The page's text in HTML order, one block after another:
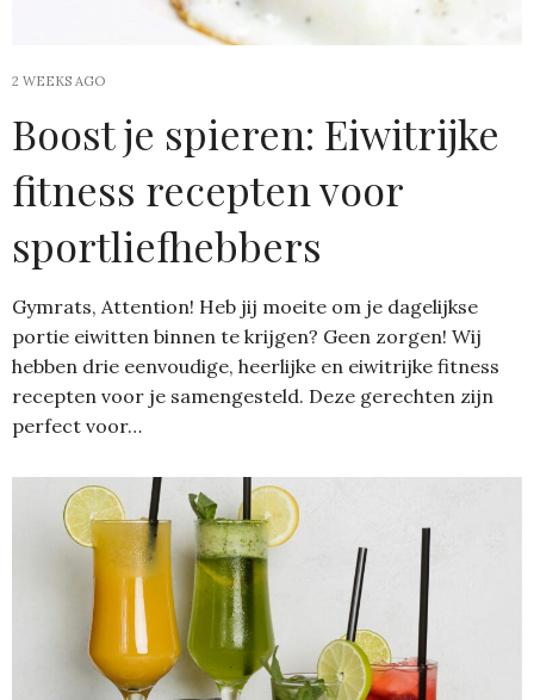
2 WEEKS AGO
Boost je spieren: Eiwitrijke
fitness recepten voor
sportliefhebbers
Gymrats, Attention! Heb jij moeite om je dagelijkse
portie eiwitten binnen te krijgen? Geen zorgen! Wij
hebben drie eenvoudige, heerlijke en eiwitrijke fitness
recepten voor je samengesteld. Deze gerechten zijn
perfect voor…